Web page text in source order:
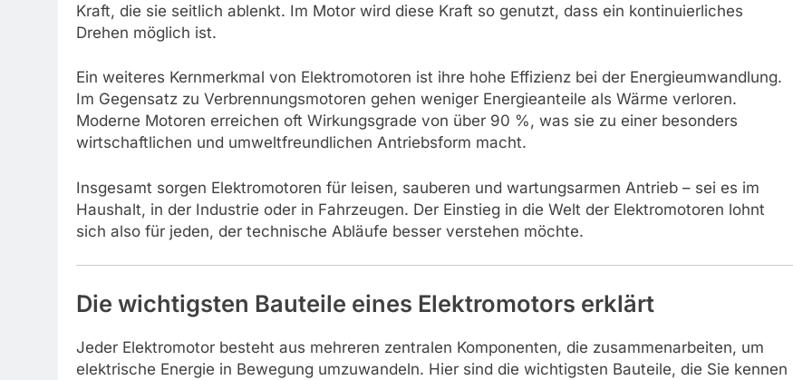
Kraft, die sie seitlich ablenkt. Im Motor wird diese Kraft so genutzt, dass ein kontinuierliches
Drehen möglich ist.
Ein weiteres Kernmerkmal von Elektromotoren ist ihre hohe Effizienz bei der Energieumwandlung.
Im Gegensatz zu Verbrennungsmotoren gehen weniger Energieanteile als Wärme verloren.
Moderne Motoren erreichen oft Wirkungsgrade von über 90 %, was sie zu einer besonders
wirtschaftlichen und umweltfreundlichen Antriebsform macht.
Insgesamt sorgen Elektromotoren für leisen, sauberen und wartungsarmen Antrieb – sei es im
Haushalt, in der Industrie oder in Fahrzeugen. Der Einstieg in die Welt der Elektromotoren lohnt
sich also für jeden, der technische Abläufe besser verstehen möchte.
Die wichtigsten Bauteile eines Elektromotors erklärt
Jeder Elektromotor besteht aus mehreren zentralen Komponenten, die zusammenarbeiten, um
elektrische Energie in Bewegung umzuwandeln. Hier sind die wichtigsten Bauteile, die Sie kennen